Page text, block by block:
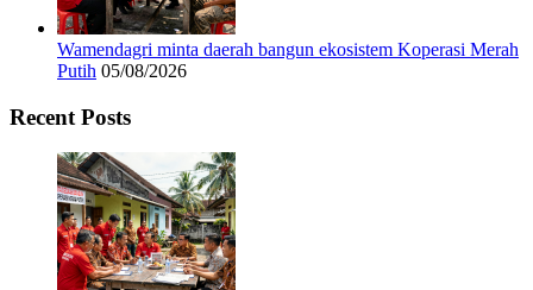
Wamendagri minta daerah bangun ekosistem Koperasi Merah
Putih 05/08/2026
Recent Posts